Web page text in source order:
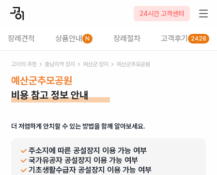
24시간 고객센터
장례견적 상품안내 N 장례절차 고객후기 2428
고이의 추천 충남지역 장지 예산군 장지 예산군추모공원
예산군추모공원
비용 참고 정보 안내
더 저렴하게 안치할 수 있는 방법을 함께 알아보세요.
주소지에 따른 공설장지 이용 가능 여부
국가유공자 공설장지 이용 가능 여부
기초생활수급자 공설장지 이용 가능 여부